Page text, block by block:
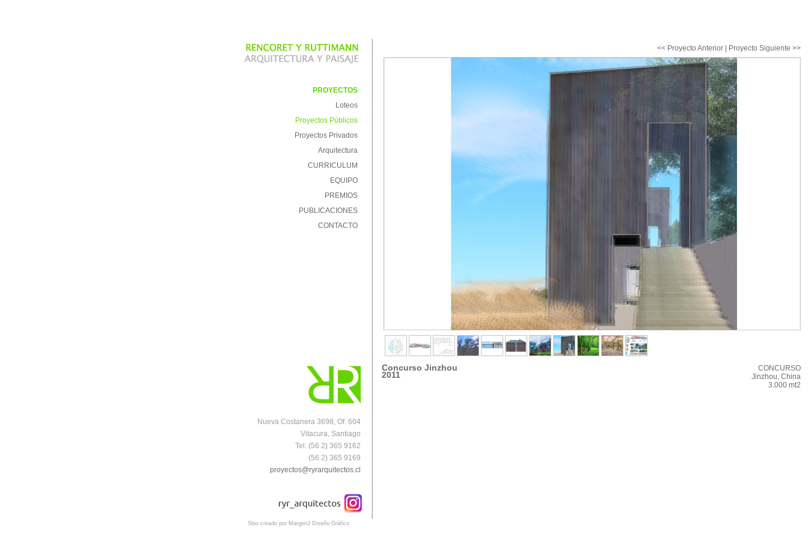
PROYECTOS
Loteos
Proyectos Públicos
Proyectos Privados
Arquitectura
CURRICULUM
EQUIPO
PREMIOS
PUBLICACIONES
CONTACTO
Nueva Costanera 3698, Of. 604
Vitacura, Santiago
Tel. (56 2) 365 9162
(56 2) 365 9169
proyectos@ryrarquitectos.cl
<< Proyecto Anterior Proyecto Siguiente >>
Concurso Jinzhou
2011
CONCURSO
Jinzhou, China
3.000 mt2
Sitio creado por Margen3 Diseño Gráfico